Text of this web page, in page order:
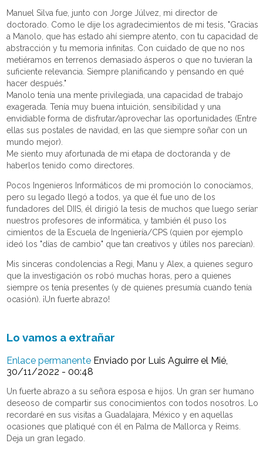
Manuel Silva fue, junto con Jorge Júlvez, mi director de
doctorado. Como le dije los agradecimientos de mi tesis, "Gracias
a Manolo, que has estado ahí siempre atento, con tu capacidad de
abstracción y tu memoria infinitas. Con cuidado de que no nos
metiéramos en terrenos demasiado ásperos o que no tuvieran la
suficiente relevancia. Siempre planificando y pensando en qué
hacer después."
Manolo tenía una mente privilegiada, una capacidad de trabajo
exagerada. Tenía muy buena intuición, sensibilidad y una
envidiable forma de disfrutar/aprovechar las oportunidades (Entre
ellas sus postales de navidad, en las que siempre soñar con un
mundo mejor).
Me siento muy afortunada de mi etapa de doctoranda y de
haberlos tenido como directores.
Pocos Ingenieros Informáticos de mi promoción lo conocíamos,
pero su legado llegó a todos, ya que él fue uno de los
fundadores del DIIS, él dirigió la tesis de muchos que luego serían
nuestros profesores de informática, y también él puso los
cimientos de la Escuela de Ingeniería/CPS (quien por ejemplo
ideó los "días de cambio" que tan creativos y útiles nos parecían).
Mis sinceras condolencias a Regi, Manu y Alex, a quienes seguro
que la investigación os robó muchas horas, pero a quienes
siempre os tenía presentes (y de quienes presumía cuando tenía
ocasión). ¡Un fuerte abrazo!
Lo vamos a extrañar
Enlace permanente Enviado por Luis Aguirre el Mié,
30/11/2022 - 00:48
Un fuerte abrazo a su señora esposa e hijos. Un gran ser humano
deseoso de compartir sus conocimientos con todos nosotros. Lo
recordaré en sus visitas a Guadalajara, México y en aquellas
ocasiones que platiqué con él en Palma de Mallorca y Reims.
Deja un gran legado.